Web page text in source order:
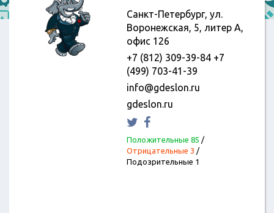
Санкт-Петербург, ул.
Воронежская, 5, литер А,
офис 126
+7 (812) 309-39-84 +7
(499) 703-41-39
info@gdeslon.ru
gdeslon.ru
Положительные 85 /
Отрицательные 3 /
Подозрительные 1